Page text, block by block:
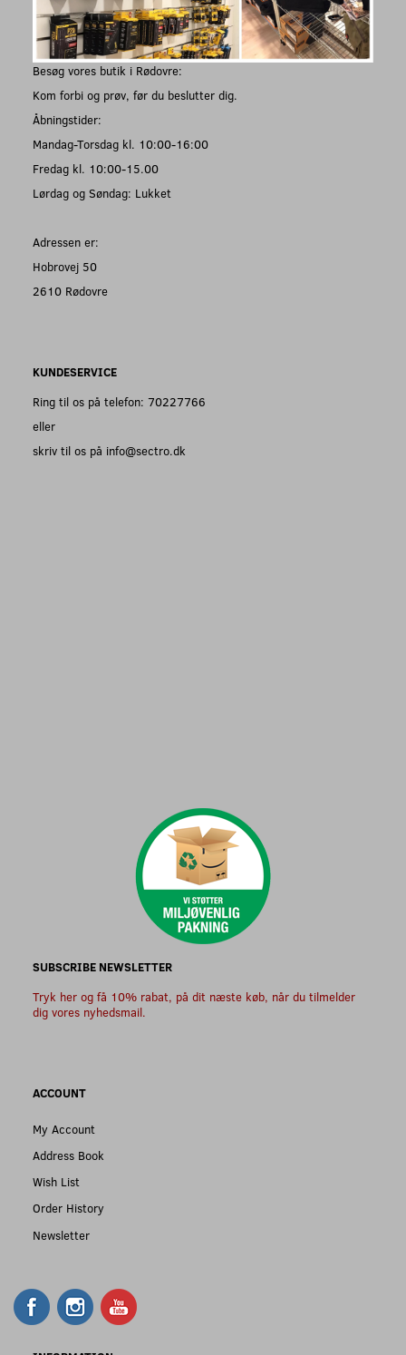
Besøg vores butik i Rødovre:
Kom forbi og prøv, før du beslutter dig.
Åbningstider:
Mandag-Torsdag kl. 10:00-16:00
Fredag kl. 10:00-15.00
Lørdag og Søndag: Lukket
Adressen er:
Hobrovej 50
2610 Rødovre
KUNDESERVICE
Ring til os på telefon: 70227766
eller
skriv til os på info@sectro.dk
SUBSCRIBE NEWSLETTER
Tryk her og få 10% rabat, på dit næste køb, når du tilmelder
dig vores nyhedsmail.
ACCOUNT
My Account
Address Book
Wish List
Order History
Newsletter